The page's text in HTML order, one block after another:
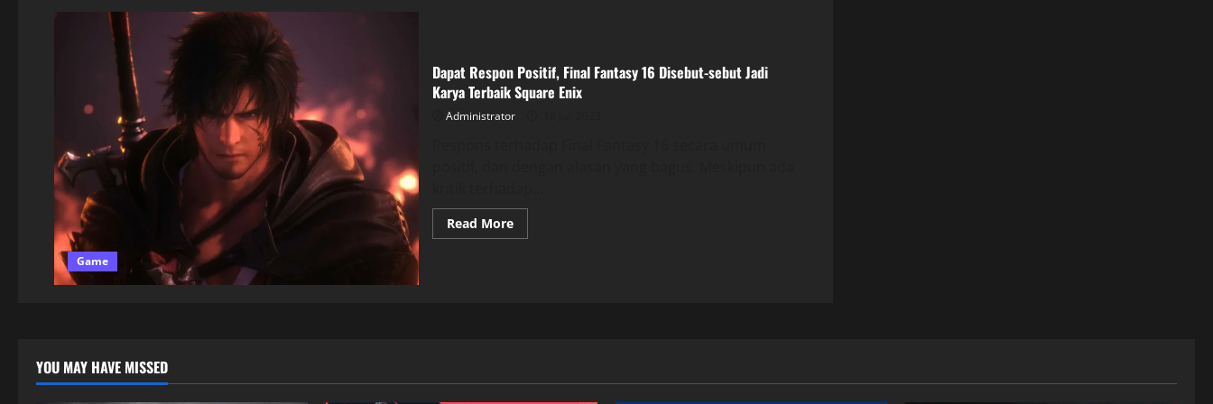
Game
Dapat Respon Positif, Final Fantasy 16 Disebut-sebut Jadi
Karya Terbaik Square Enix
Administrator
Read More
YOU MAY HAVE MISSED